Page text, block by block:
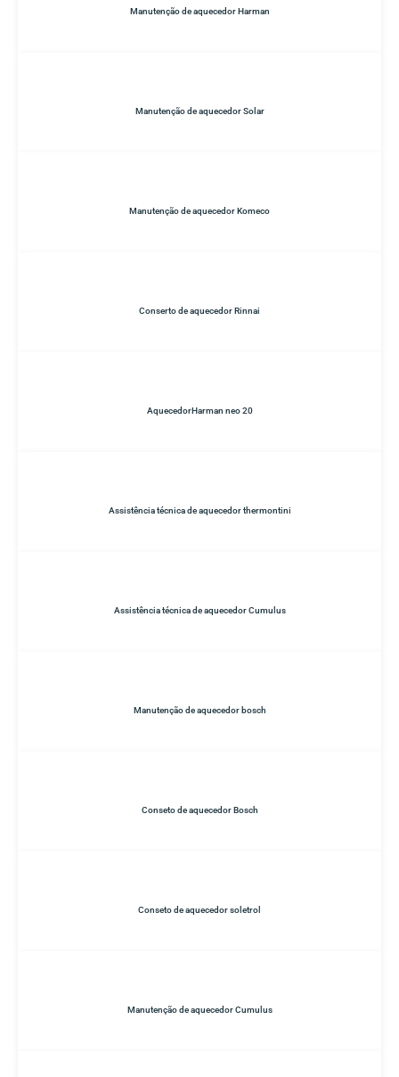
Manutenção de aquecedor Harman
Manutenção de aquecedor Solar
Manutenção de aquecedor Komeco
Conserto de aquecedor Rinnai
AquecedorHarman neo 20
Assistência técnica de aquecedor thermontini
Assistência técnica de aquecedor Cumulus
Manutenção de aquecedor bosch
Conseto de aquecedor Bosch
Conseto de aquecedor soletrol
Manutenção de aquecedor Cumulus